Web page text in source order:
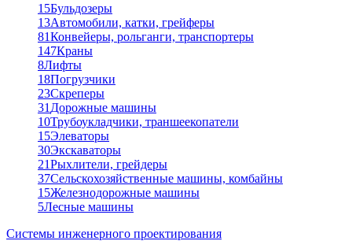
15Бульдозеры
13Автомобили, катки, грейферы
81Конвейеры, рольганги, транспортеры
147Краны
8Лифты
18Погрузчики
23Скреперы
31 Дорожные машины
10Трубоукладчики, траншеекопатели
15Элеваторы
30Экскаваторы
21Рыхлители, грейдеры
37Сельскохозяйственные машины, комбайны
15Железнодорожные машины
5Лесные машины
Системы инженерного проектирования